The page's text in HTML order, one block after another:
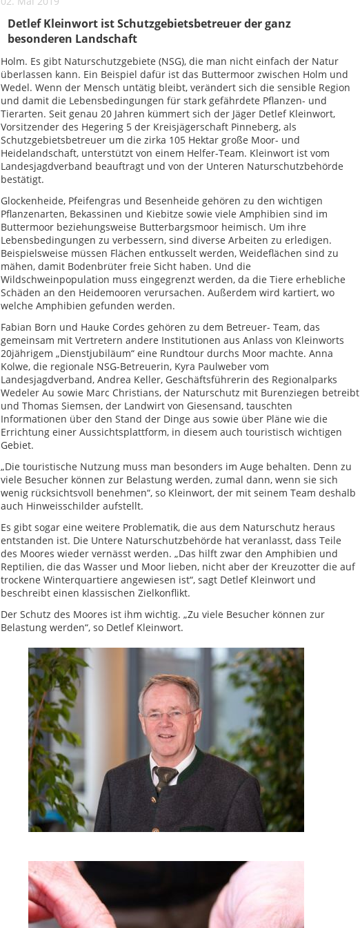
Detlef Kleinwort ist Schutzgebietsbetreuer der ganz
besonderen Landschaft
Holm. Es gibt Naturschutzgebiete (NSG), die man nicht einfach der Natur
überlassen kann. Ein Beispiel dafür ist das Buttermoor zwischen Holm und
Wedel. Wenn der Mensch untätig bleibt, verändert sich die sensible Region
und damit die Lebensbedingungen für stark gefährdete Pflanzen- und
Tierarten. Seit genau 20 Jahren kümmert sich der Jäger Detlef Kleinwort,
Vorsitzender des Hegering 5 der Kreisjägerschaft Pinneberg, als
Schutzgebietsbetreuer um die zirka 105 Hektar große Moor- und
Heidelandschaft, unterstützt von einem Helfer-Team. Kleinwort ist vom
Landesjagdverband beauftragt und von der Unteren Naturschutzbehörde
bestätigt.
Glockenheide, Pfeifengras und Besenheide gehören zu den wichtigen
Pflanzenarten, Bekassinen und Kiebitze sowie viele Amphibien sind im
Buttermoor beziehungsweise Butterbargsmoor heimisch. Um ihre
Lebensbedingungen zu verbessern, sind diverse Arbeiten zu erledigen.
Beispielsweise müssen Flächen entkusselt werden, Weideflächen sind zu
mähen, damit Bodenbrüter freie Sicht haben. Und die
Wildschweinpopulation muss eingegrenzt werden, da die Tiere erhebliche
Schäden an den Heidemooren verursachen. Außerdem wird kartiert, wo
welche Amphibien gefunden werden.
Fabian Born und Hauke Cordes gehören zu dem Betreuer- Team, das
gemeinsam mit Vertretern andere Institutionen aus Anlass von Kleinworts
20jährigem „Dienstjubiläum“ eine Rundtour durchs Moor machte. Anna
Kolwe, die regionale NSG-Betreuerin, Kyra Paulweber vom
Landesjagdverband, Andrea Keller, Geschäftsführerin des Regionalparks
Wedeler Au sowie Marc Christians, der Naturschutz mit Burenziegen betreibt
und Thomas Siemsen, der Landwirt von Giesensand, tauschten
Informationen über den Stand der Dinge aus sowie über Pläne wie die
Errichtung einer Aussichtsplattform, in diesem auch touristisch wichtigen
Gebiet.
„Die touristische Nutzung muss man besonders im Auge behalten. Denn zu
viele Besucher können zur Belastung werden, zumal dann, wenn sie sich
wenig rücksichtsvoll benehmen“, so Kleinwort, der mit seinem Team deshalb
auch Hinweisschilder aufstellt.
Es gibt sogar eine weitere Problematik, die aus dem Naturschutz heraus
entstanden ist. Die Untere Naturschutzbehörde hat veranlasst, dass Teile
des Moores wieder vernässt werden. „Das hilft zwar den Amphibien und
Reptilien, die das Wasser und Moor lieben, nicht aber der Kreuzotter die auf
trockene Winterquartiere angewiesen ist“, sagt Detlef Kleinwort und
beschreibt einen klassischen Zielkonflikt.
Der Schutz des Moores ist ihm wichtig. „Zu viele Besucher können zur
Belastung werden“, so Detlef Kleinwort.